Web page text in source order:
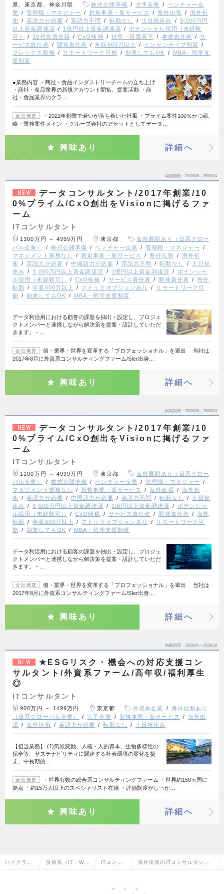
県、東京都、神奈川県
株式公開準備 大手企業
ベンチャー企
業
管理職・マネジャー 新規事業・新サービス 海外出張
海外折
衝
英語力が必要 英語力不問 転勤なし 土日祝休み
3,000万円
以上資金調達済
1億円以上資金調達済
ポテンシャル採用（未経験
可）
20代役員在籍 CxO候補 社長・役員直下 事業責任者
サ
ービス責任者
開発責任者 年収600万以上
インセンティブ制度
フレックス勤務
リモートワーク可能 副業してもOK
MBA・留学支
援制度
●業務内容 ・商社・食品インダストリーチームの立ち上げ
・商社・食品業界の新規アカウント開拓、提案活動 ・商
社・食品業界のクラ…
会社概要
・2021年創業で若いが落ち着いた社風 ・プライム案件100％かつ戦
略・業務案件メイン ・グループ会社のアセットとしてデータ…
興味あり 詳細へ
掲載期間 26/08/06～26/08/24
NEW
データコンサルタント/2017年創業/10
0%プライム/CxO創出をVisionに掲げるファ
ーム
ITコンサルタント
1300万円 ～ 4999万円 東京都
海外展開あり（日系グロー
バル企業）
株式公開準備 ベンチャー企業
管理職・マネジャー
マネジメント業務なし
新規事業・新サービス 海外出張
海外折
衝
英語力が必要 中国語力が必要 英語力不問 転勤なし
土日祝
休み
3,000万円以上資金調達済 1億円以上資金調達済
ポテンシャ
ル採用（未経験可）
CxO候補 サービス責任者 開発責任者
海外
転勤
年収600万以上 ストックオプションあり
リモートワーク可
能
副業してもOK MBA・留学支援制度
データ利活用における顧客の課題を抽出・設定し、プロジェ
クトメンバーと連携しながら解決策を提案・設計していただ
きます。 - …
会社概要
個・業界・世界を変革する「プロフェッショナル」を輩出 当社は
2017年8月に外資系コンサルティングファーム/SIer出身…
興味あり 詳細へ
掲載期間 26/08/06～26/08/24
NEW
データコンサルタント/2017年創業/10
0%プライム/CxO創出をVisionに掲げるファ
ーム
ITコンサルタント
1100万円 ～ 4999万円 東京都
海外展開あり（日系グロー
バル企業）
株式公開準備 ベンチャー企業
管理職・マネジャー
マネジメント業務なし
新規事業・新サービス 海外出張
海外折
衝
英語力が必要 中国語力が必要 英語力不問 転勤なし
土日祝
休み
3,000万円以上資金調達済 1億円以上資金調達済
ポテンシャ
ル採用（未経験可）
CxO候補 サービス責任者 開発責任者
海外
転勤
年収600万以上 ストックオプションあり
リモートワーク可
能
副業してもOK MBA・留学支援制度
データ利活用における顧客の課題を抽出・設定し、プロジェ
クトメンバーと連携しながら解決策を提案・設計していただ
きます。 - …
会社概要
個・業界・世界を変革する「プロフェッショナル」を輩出 当社は
2017年8月に外資系コンサルティングファーム/SIer出身…
興味あり 詳細へ
掲載期間 26/08/06～26/08/19
NEW
★ESGリスク・機会への対応支援コン
サルタント/外資系ファーム/高年収/福利厚生
◎
ITコンサルタント
900万円 ～ 1499万円 東京都 外資系企業
海外展開あり
（日系グローバル企業）
大手企業 新規事業・新サービス
海外出
張
海外折衝 英語力が必要 転勤なし 土日祝休み
【担当業務】 (1)気候変動、人権・人的資本、生物多様性の
保全等、サステナビリティに関連する社会環境の変化を捉
え、中長期的…
会社概要
・世界有数の総合系コンサルティングファーム ・世界約150ヵ国に
拠点 ・約15万人以上のスペシャリスト在籍 ・評価制度がしっか…
興味あり 詳細へ
ハイクラス 技術系（IT・We ITコンサ 海外出張のITコンサルタント